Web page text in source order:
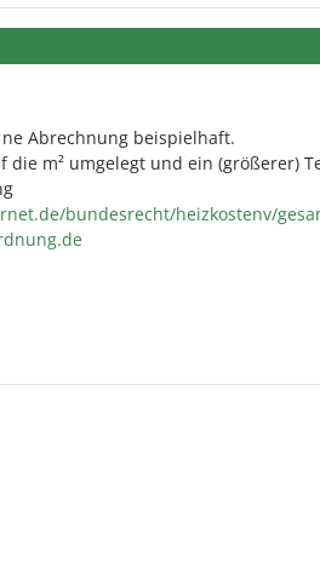
Abrechnung beispielhaft.
die m² umgelegt und ein (größerer)
bundesrecht/heizkostenv/